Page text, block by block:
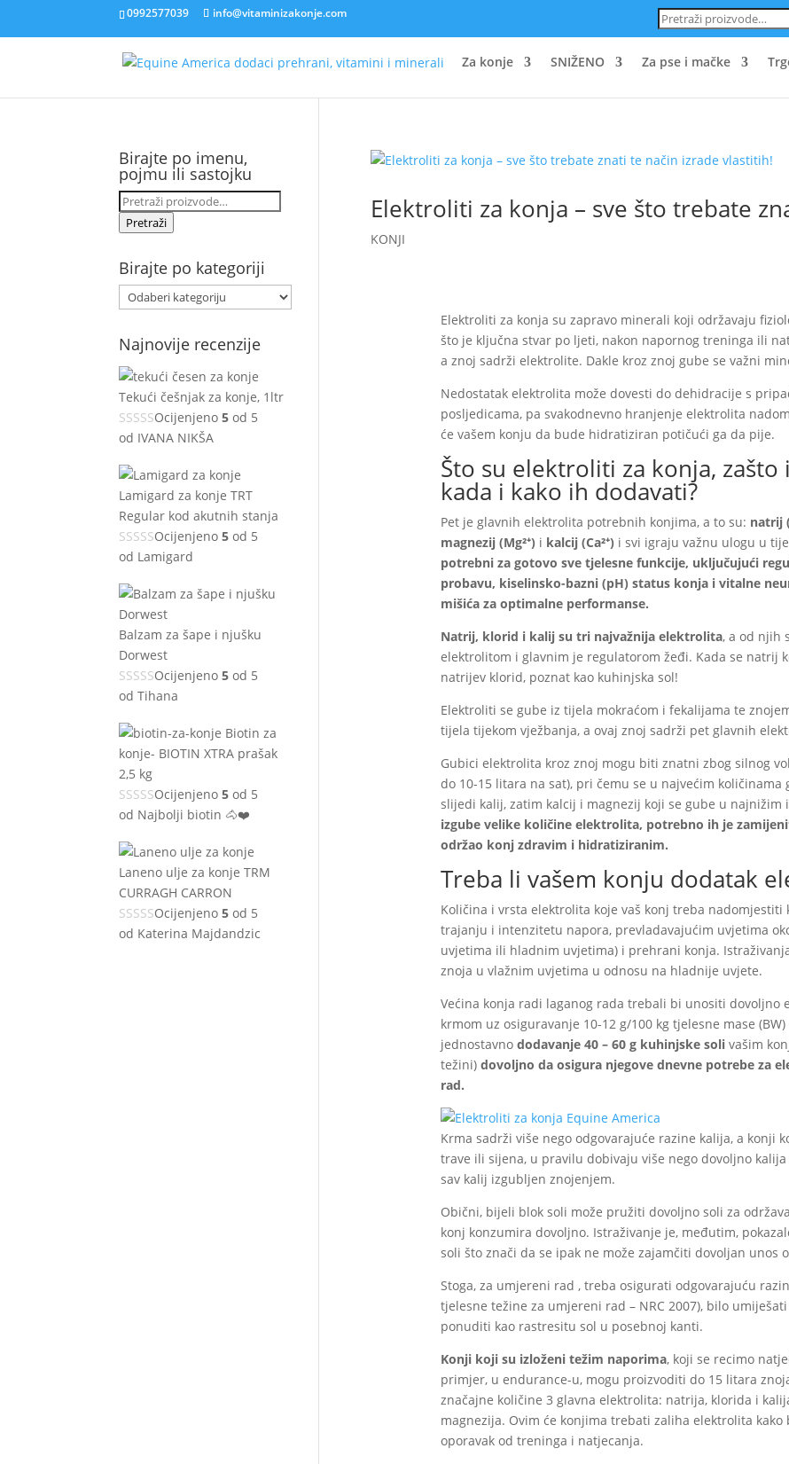
0992577039 info@vitaminizakonje.com Pretraži:
Za konje SNIŽENO Za pse i mačke
Elektroliti za konja – sve što trebate
KONJI
Elektroliti za konja su zapravo minerali koji održavaju
što je ključna stvar po ljeti, nakon napornog treninga ili
a znoj sadrži elektrolite. Dakle kroz znoj gube se važni
Nedostatak elektrolita može dovesti do dehidracije s
posljedicama, pa svakodnevno hranjenje elektrolita
će vašem konju da bude hidratiziran potičući ga da pije.
Što su elektroliti za konja,
kada i kako ih dodavati?
Pet je glavnih elektrolita potrebnih konjima, a to su: natrij
magnezij (Mg²⁺) i kalcij (Ca²⁺) i svi igraju važnu ulogu u
potrebni za gotovo sve tjelesne funkcije, uključujući
probavu, kiselinsko-bazni (pH) status konja i vitalne
mišića za optimalne performanse.
Natrij, klorid i kalij su tri najvažnija elektrolita, a od njih
elektrolitom i glavnim je regulatorom žeđi. Kada se natrij
natrijev klorid, poznat kao kuhinjska sol!
Elektroliti se gube iz tijela mokraćom i fekalijama te
tijela tijekom vježbanja, a ovaj znoj sadrži pet glavnih
Gubici elektrolita kroz znoj mogu biti znatni zbog silnog
do 10-15 litara na sat), pri čemu se u najvećim
slijedi kalij, zatim kalcij i magnezij koji se gube u najnižim
izgube velike količine elektrolita, potrebno ih je
održao konj zdravim i hidratiziranim.
Treba li vašem konju dodatak
Količina i vrsta elektrolita koje vaš konj treba
trajanju i intenzitetu napora, prevladavajućim uvjetima
uvjetima ili hladnim uvjetima) i prehrani konja.
znoja u vlažnim uvjetima u odnosu na hladnije uvjete.
Većina konja radi laganog rada trebali bi unositi dovoljno
krmom uz osiguravanje 10-12 g/100 kg tjelesne mase
jednostavnododavanje 40 – 60 g kuhinjske soli vašim
težini)dovoljno da osigura njegove dnevne potrebe za
rad.
Krma sadrži više nego odgovarajuće razine kalija, a konji
trave ili sijena, u pravilu dobivaju više nego dovoljno
sav kalij izgubljen znojenjem.
Obični, bijeli blok soli može pružiti dovoljno soli za
konj konzumira dovoljno. Istraživanje je, međutim,
soli što znači da se ipak ne može zajamčiti dovoljan unos
Stoga, za umjereni rad , treba osigurati odgovarajuću
tjelesne težine za umjereni rad – NRC 2007), bilo
ponuditi kao rastresitu sol u posebnoj kanti.
Konji koji su izloženi težim naporima, koji se recimo
primjer, u endurance-u, mogu proizvoditi do 15 litara
značajne količine 3 glavna elektrolita: natrija, klorida i
magnezija. Ovim će konjima trebati zaliha elektrolita
oporavak od treninga i natjecanja.
Birajte po imenu,
pojmu ili sastojku
Pretraži:
Pretraži
Birajte po kategoriji
Najnovije recenzije
Tekući češnjak za konje, 1ltr
Ocijenjeno5 od 5
od IVANA NIKŠA
Lamigard za konje TRT
Regular kod akutnih stanja
Ocijenjeno5 od 5
od Lamigard
Balzam za šape i njušku
Dorwest
Ocijenjeno5 od 5
od Tihana
Biotin za
konje- BIOTIN XTRA prašak
2,5 kg
Ocijenjeno5 od 5
od Najbolji biotin 🐴❤️
Laneno ulje za konje TRM
CURRAGH CARRON
Ocijenjeno5 od 5
od Katerina Majdandzic